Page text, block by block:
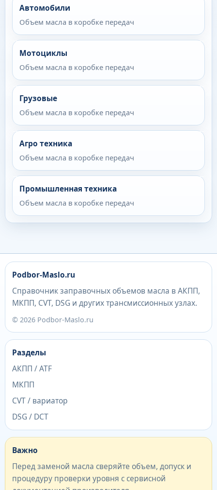
Автомобили
Объем масла в коробке передач
Мотоциклы
Объем масла в коробке передач
Грузовые
Объем масла в коробке передач
Агро техника
Объем масла в коробке передач
Промышленная техника
Объем масла в коробке передач
Podbor-Maslo.ru
Справочник заправочных объемов масла в АКПП,
МКПП, CVT, DSG и других трансмиссионных узлах.
© 2026 Podbor-Maslo.ru
Разделы
АКПП / ATF
МКПП
CVT / вариатор
DSG / DCT
Важно
Перед заменой масла сверяйте объем, допуск и
процедуру проверки уровня с сервисной